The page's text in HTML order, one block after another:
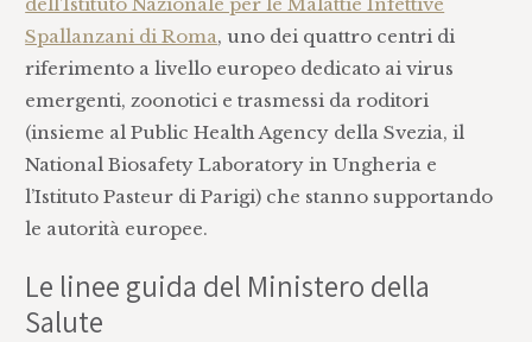
Spallanzani di Roma, uno dei quattro centri di
riferimento a livello europeo dedicato ai virus
emergenti, zoonotici e trasmessi da roditori
(insieme al Public Health Agency della Svezia, il
National Biosafety Laboratory in Ungheria e
l’Istituto Pasteur di Parigi) che stanno supportando
le autorità europee.
Le linee guida del Ministero della
Salute